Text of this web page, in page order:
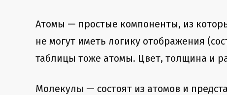
Атомы — простые компоненты, из
не могут иметь логику отображения
таблицы тоже атомы. Цвет, толщина и
Молекулы — состоят из атомов и